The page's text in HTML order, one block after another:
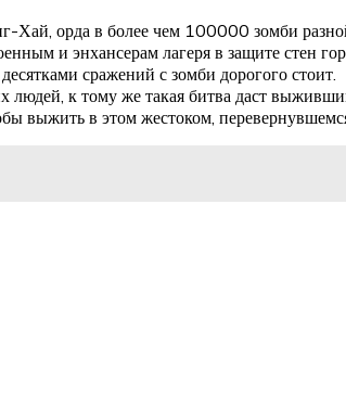
орда в более чем 100000 зомби
и энхансерам лагеря в защите стен
сражений с зомби дорогого стоит.
людей, к тому же такая битва даст
выжить в этом жестоком,